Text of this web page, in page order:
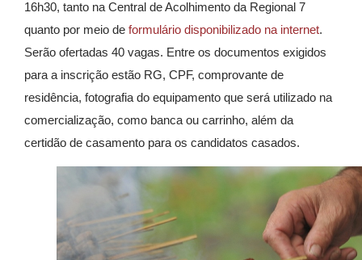
16h30, tanto na Central de Acolhimento da Regional 7
quanto por meio de formulário disponibilizado na internet.
Serão ofertadas 40 vagas. Entre os documentos exigidos
para a inscrição estão RG, CPF, comprovante de
residência, fotografia do equipamento que será utilizado na
comercialização, como banca ou carrinho, além da
certidão de casamento para os candidatos casados.